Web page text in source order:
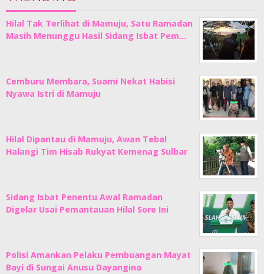
Hilal Tak Terlihat di Mamuju, Satu Ramadan
Masih Menunggu Hasil Sidang Isbat Pem…
Cemburu Membara, Suami Nekat Habisi
Nyawa Istri di Mamuju
Hilal Dipantau di Mamuju, Awan Tebal
Halangi Tim Hisab Rukyat Kemenag Sulbar
Sidang Isbat Penentu Awal Ramadan
Digelar Usai Pemantauan Hilal Sore Ini
Polisi Amankan Pelaku Pembuangan Mayat
Bayi di Sungai Anusu Dayangina